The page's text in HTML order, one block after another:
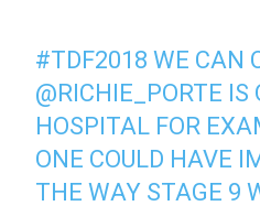
#TDF2018 WE CAN
@RICHIE_PORTE
HOSPITAL FOR
ONE COULD HAVE
THE WAY STAGE 9